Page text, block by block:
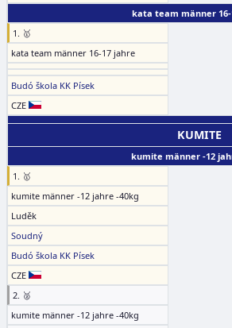
kata team männer 16-
1. 🥇
kata team männer 16-17 jahre
Budó škola KK Písek
CZE
KUMITE
kumite männer -12
1. 🥇
kumite männer -12 jahre -40kg
Luděk
Soudný
Budó škola KK Písek
CZE
2. 🥈
kumite männer -12 jahre -40kg